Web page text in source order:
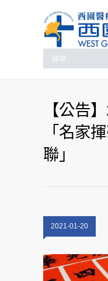
【公告
「名家
聯」
2021-01-20